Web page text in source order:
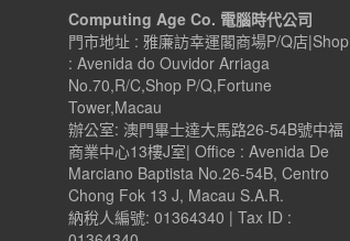
Computing Age Co. 電腦時代公司
門市地址 : 雅廉訪幸運閣商場P/Q店|Shop
: Avenida do Ouvidor Arriaga
No.70,R/C,Shop P/Q,Fortune
Tower,Macau
辦公室: 澳門畢士達大馬路26-54B號中福
商業中心13樓J室| Office : Avenida De
Marciano Baptista No.26-54B, Centro
Chong Fok 13 J, Macau S.A.R.
納稅人編號: 01364340 | Tax ID :